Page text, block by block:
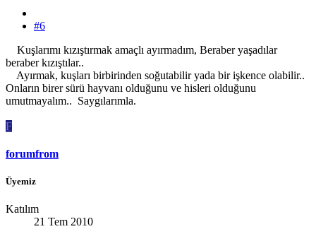
#6
Kuşlarımı kızıştırmak amaçlı ayırmadım, Beraber yaşadılar
beraber kızıştılar..
Ayırmak, kuşları birbirinden soğutabilir yada bir işkence olabilir..
Onların birer sürü hayvanı olduğunu ve hisleri olduğunu
umutmayalım.. Saygılarımla.
F
forumfrom
Üyemiz
Katılım
21 Tem 2010